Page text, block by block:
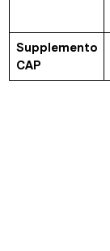
Supplemento
CAP